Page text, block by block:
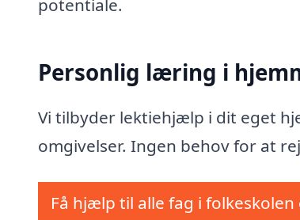
potentiale.
Personlig læring i
Vi tilbyder lektiehjælp i dit eget
omgivelser. Ingen behov for at
Få hjælp til alle fag i